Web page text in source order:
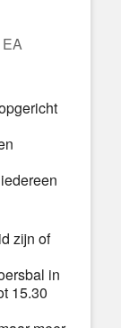
zijn of
in
15.30